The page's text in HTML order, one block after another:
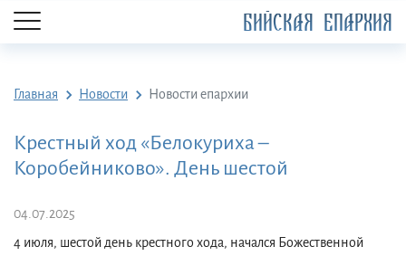
БИЙСКАЯ ЕПАРХИЯ
Главная Новости Новости епархии
Крестный ход «Белокуриха –
Коробейниково». День шестой
04.07.2025
4 июля, шестой день крестного хода, начался Божественной